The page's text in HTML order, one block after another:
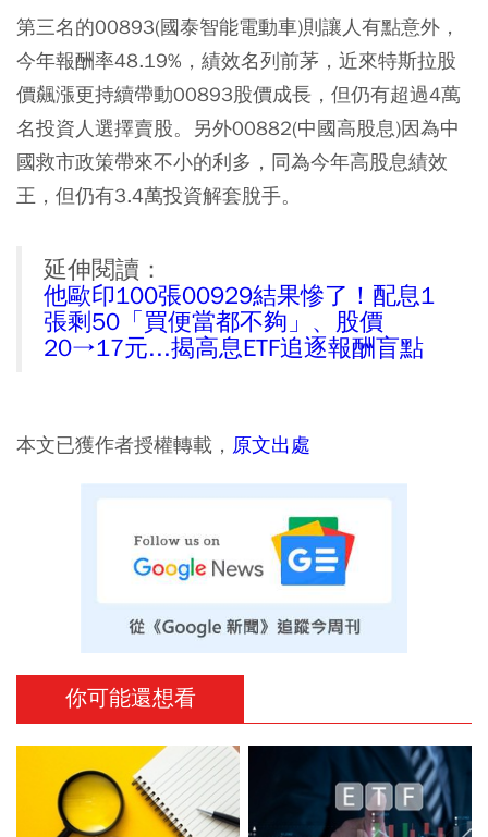
第三名的00893(國泰智能電動車)則讓人有點意外，
今年報酬率48.19%，績效名列前茅，近來特斯拉股
價飆漲更持續帶動00893股價成長，但仍有超過4萬
名投資人選擇賣股。另外00882(中國高股息)因為中
國救市政策帶來不小的利多，同為今年高股息績效
王，但仍有3.4萬投資解套脫手。
延伸閱讀：
他歐印100張00929結果慘了！配息1
張剩50「買便當都不夠」、股價
20→17元...揭高息ETF追逐報酬盲點
本文已獲作者授權轉載， 原文出處
你可能還想看